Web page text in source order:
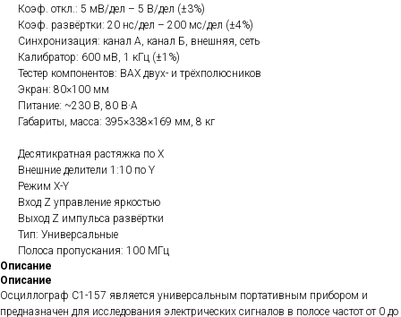
Коэф. откл.: 5 мВ/дел – 5 В/дел (±3%)
Коэф. развёртки: 20 нс/дел – 200 мс/дел (±4%)
Синхронизация: канал А, канал Б, внешняя, сеть
Калибратор: 600 мВ, 1 кГц (±1%)
Тестер компонентов: ВАХ двух- и трёхполюсников
Экран: 80×100 мм
Питание: ~230 В, 80 В·А
Габариты, масса: 395×338×169 мм, 8 кг
Десятикратная растяжка по Х
Внешние делители 1:10 по Y
Режим X-Y
Вход Z управление яркостью
Выход Z импульса развёртки
Тип: Универсальные
Полоса пропускания: 100 МГц
Описание
Описание
Осциллограф С1-157 является универсальным портативным прибором и
предназначен для исследования электрических сигналов в полосе частот от 0 до